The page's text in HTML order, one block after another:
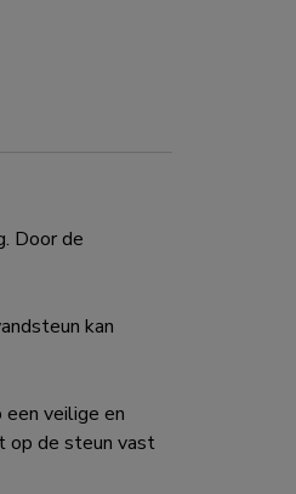
Door de
kan
veilige en
op de steun vast